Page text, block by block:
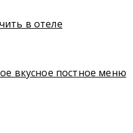
в отеле
вкусное постное меню